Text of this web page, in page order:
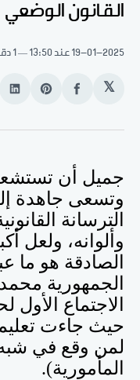
القانون الوضعي
19-01-2025 عند 13:50 1 دقيقة قراءة
𝕏
انشر
الفيسبوك
Shareانشر
جميل أن
وتسعى جاهدة
الترسانة
وألوانه، ولعل
الصادقة هو ما
الجمهورية
الاجتماع الأول
حيث جاءت
لمن وقع في
المأمورية).